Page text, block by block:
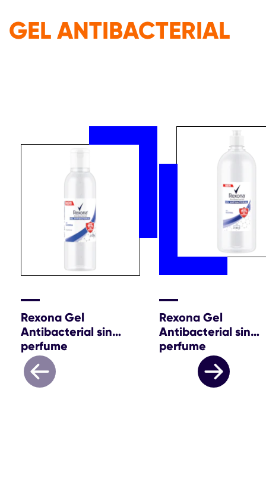
GEL ANTIBACTERIAL
Rexona Gel
Antibacterial sin
perfume
Rexona Gel
Antibacterial sin
perfume